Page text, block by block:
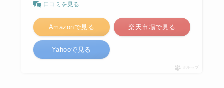
口コミを見る
Amazonで見る 楽天市場で見る
Yahooで見る
ポチップ